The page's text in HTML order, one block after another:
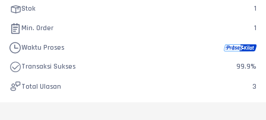
Stok 1
Min. Order 1
Waktu Proses
Transaksi Sukses 99.9%
Total Ulasan 3